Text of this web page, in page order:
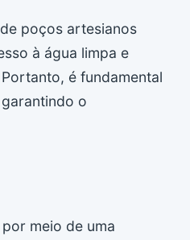
poços artesianos
à água limpa e
é fundamental
o
meio de uma